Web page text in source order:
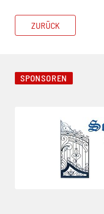
ZURÜCK
SPONSOREN